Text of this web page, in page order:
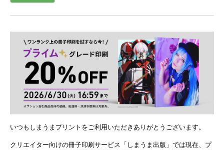
いつもしまうまプリントをご利用いただきありがとうございます。
クリエイター向けの冊子印刷サービス「しまうま出版」では現在、プ